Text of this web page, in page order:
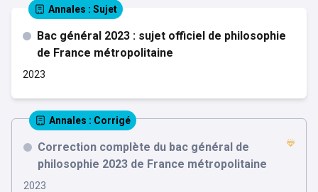
Annales : Sujet
Bac général 2023 : sujet officiel de philosophie
de France métropolitaine
2023
Annales : Corrigé
Correction complète du bac général de
philosophie 2023 de France métropolitaine
2023